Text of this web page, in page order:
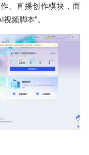
、直播创作模块，而
频脚本”。